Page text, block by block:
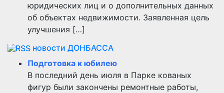
юридических лиц и о дополнительных данных
об объектах недвижимости. Заявленная цель
улучшения […]
новости ДОНБАССА
Подготовка к юбилею
В последний день июля в Парке кованых
фигур были закончены ремонтные работы,